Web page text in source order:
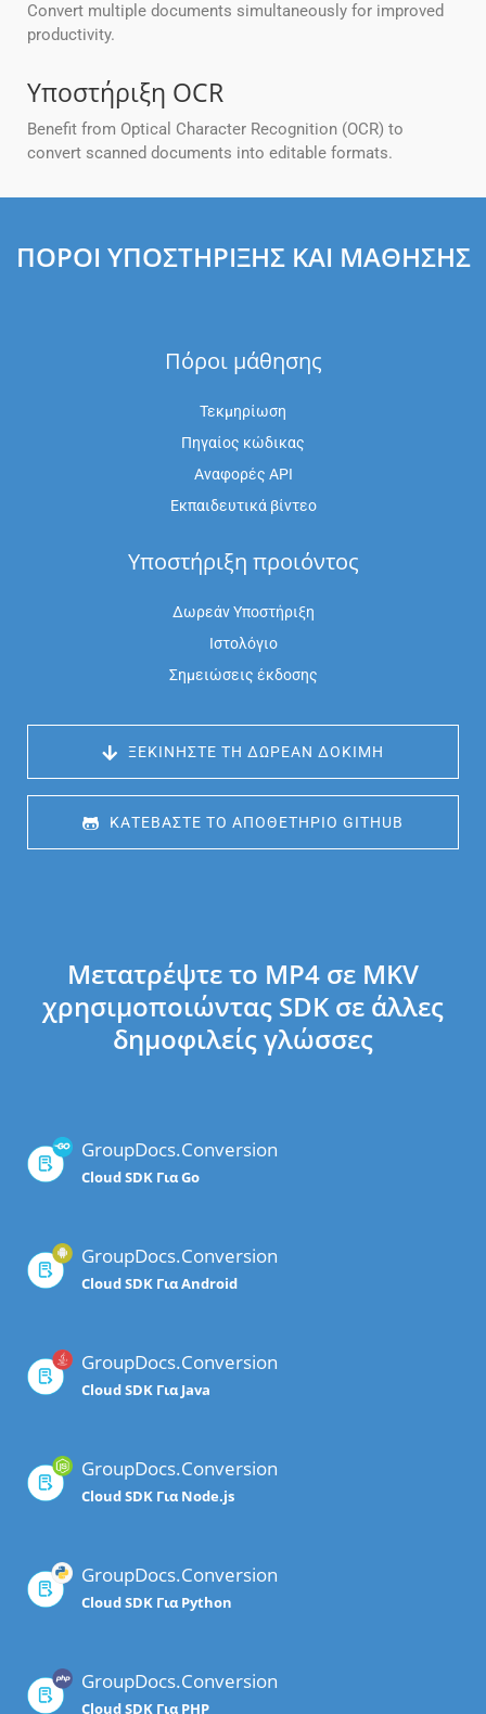
Convert multiple documents simultaneously for improved
productivity.
Υποστήριξη OCR
Benefit from Optical Character Recognition (OCR) to
convert scanned documents into editable formats.
ΠΌΡΟΙ ΥΠΟΣΤΉΡΙΞΗΣ ΚΑΙ ΜΆΘΗΣΗΣ
Πόροι μάθησης
Τεκμηρίωση
Πηγαίος κώδικας
Αναφορές API
Εκπαιδευτικά βίντεο
Υποστήριξη προιόντος
Δωρεάν Υποστήριξη
Ιστολόγιο
Σημειώσεις έκδοσης
ΞΕΚΙΝΉΣΤΕ ΤΗ ΔΩΡΕΆΝ ΔΟΚΙΜΉ
ΚΑΤΕΒΆΣΤΕ ΤΟ ΑΠΟΘΕΤΉΡΙΟ GITHUB
Μετατρέψτε το MP4 σε MKV
χρησιμοποιώντας SDK σε άλλες
δημοφιλείς γλώσσες
GroupDocs.Conversion
Cloud SDK Για Go
GroupDocs.Conversion
Cloud SDK Για Android
GroupDocs.Conversion
Cloud SDK Για Java
GroupDocs.Conversion
Cloud SDK Για Node.js
GroupDocs.Conversion
Cloud SDK Για Python
GroupDocs.Conversion
Cloud SDK Για PHP